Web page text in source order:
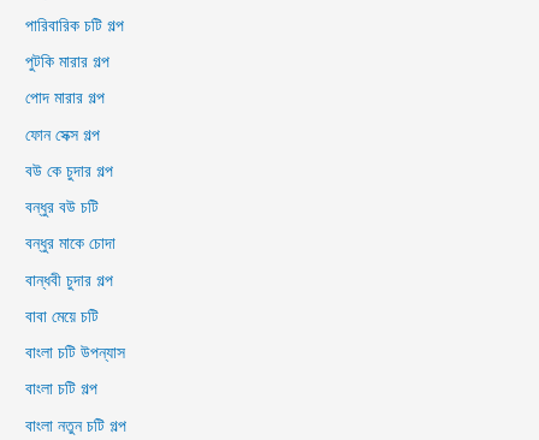
পারিবারিক চটি গল্প
পুটকি মারার গল্প
পোদ মারার গল্প
ফোন সেক্স গল্প
বউ কে চুদার গল্প
বন্ধুর বউ চটি
বন্ধুর মাকে চোদা
বান্ধবী চুদার গল্প
বাবা মেয়ে চটি
বাংলা চটি উপন্যাস
বাংলা চটি গল্প
বাংলা নতুন চটি গল্প